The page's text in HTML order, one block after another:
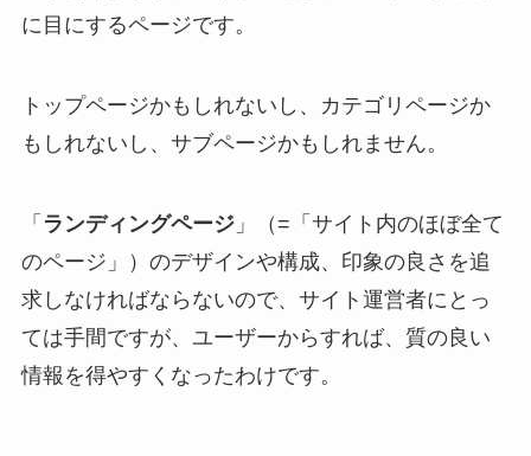
に目にするページです。
トップページかもしれないし、カテゴリページか
もしれないし、サブページかもしれません。
「 ランディングページ」（=「サイト内のほぼ全て
のページ」）のデザインや構成、印象の良さを追
求しなければならないので、サイト運営者にとっ
ては手間ですが、ユーザーからすれば、 質の良い
情報を得やすくなったわけです。